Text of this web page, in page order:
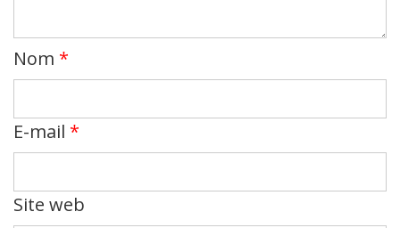
Nom *
E-mail *
Site web